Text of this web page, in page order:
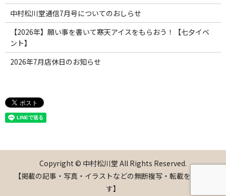
中村松川堂通信7月号についてのおしらせ
【2026年】願い事を書いて寒天アイスをもらおう！【七夕イベ
ント】
2026年7月店休日のお知らせ
Copyright © 中村松川堂 All Rights Reserved.
【掲載の記事・写真・イラストなどの無断複写・転載を禁じま
す】